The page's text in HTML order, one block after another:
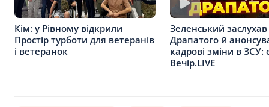
Кім: у Рівному відкрили
Простір турботи для ветеранів
і ветеранок
Зеленський
Драпатого й
кадрові зміни в ЗСУ:
Вечір.LIVE